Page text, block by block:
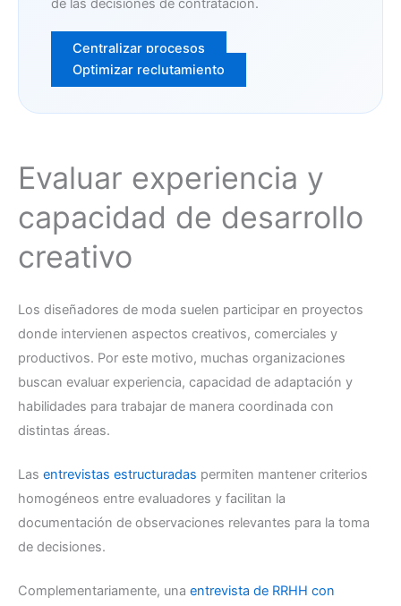
de las decisiones de contratación.
Centralizar procesos
Optimizar reclutamiento
Evaluar experiencia y
capacidad de desarrollo
creativo
Los diseñadores de moda suelen participar en proyectos
donde intervienen aspectos creativos, comerciales y
productivos. Por este motivo, muchas organizaciones
buscan evaluar experiencia, capacidad de adaptación y
habilidades para trabajar de manera coordinada con
distintas áreas.
Las entrevistas estructuradas permiten mantener criterios
homogéneos entre evaluadores y facilitan la
documentación de observaciones relevantes para la toma
de decisiones.
Complementariamente, una entrevista de RRHH con